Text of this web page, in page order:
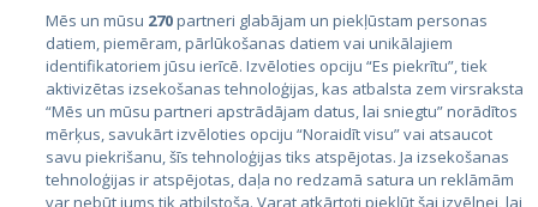
Valstis
Igaunija
Latvija
Lietuva
Mēs un mūsu 270partneri glabājam un piekļūstam personas
datiem, piemēram, pārlūkošanas datiem vai unikālajiem
identifikatoriem jūsu ierīcē. Izvēloties opciju “Es piekrītu”, tiek
aktivizētas izsekošanas tehnoloģijas, kas atbalsta zem virsraksta
“Mēs un mūsu partneri apstrādājam datus, lai sniegtu” norādītos
mērķus, savukārt izvēloties opciju “Noraidīt visu” vai atsaucot
savu piekrišanu, šīs tehnoloģijas tiks atspējotas. Ja izsekošanas
tehnoloģijas ir atspējotas, daļa no redzamā satura un reklāmām
var nebūt jums tik atbilstoša. Varat atkārtoti piekļūt šai izvēlnei, lai